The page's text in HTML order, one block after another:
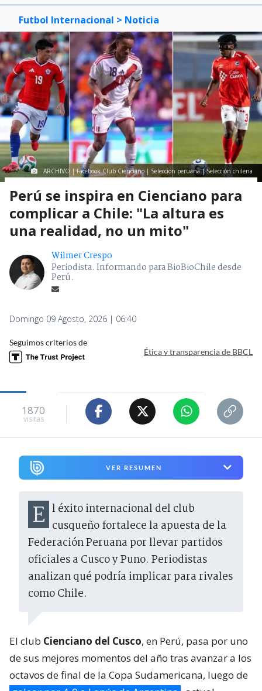
Futbol Internacional > Noticia
ARCHIVO | Facebook Club Cienciano | Selección peruana | Selección chilena
Perú se inspira en Cienciano para
complicar a Chile: "La altura es
una realidad, no un mito"
Wilmer Crespo
Periodista. Informando para BioBioChile desde
Perú.
Domingo 09 Agosto, 2026 | 06:40
Seguimos criterios de
Ética y transparencia de BBCL
1870
visitas
VER RESUMEN
El éxito internacional del club cusqueño fortalece la apuesta de la
Federación Peruana por llevar partidos
oficiales a Cusco y Puno. Periodistas
analizan qué podría implicar para rivales
como Chile.
El club Cienciano del Cusco, en Perú, pasa por uno
de sus mejores momentos del año tras avanzar a los
octavos de final de la Copa Sudamericana, luego de